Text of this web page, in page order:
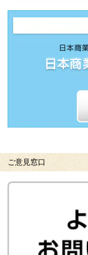
ご意見窓口